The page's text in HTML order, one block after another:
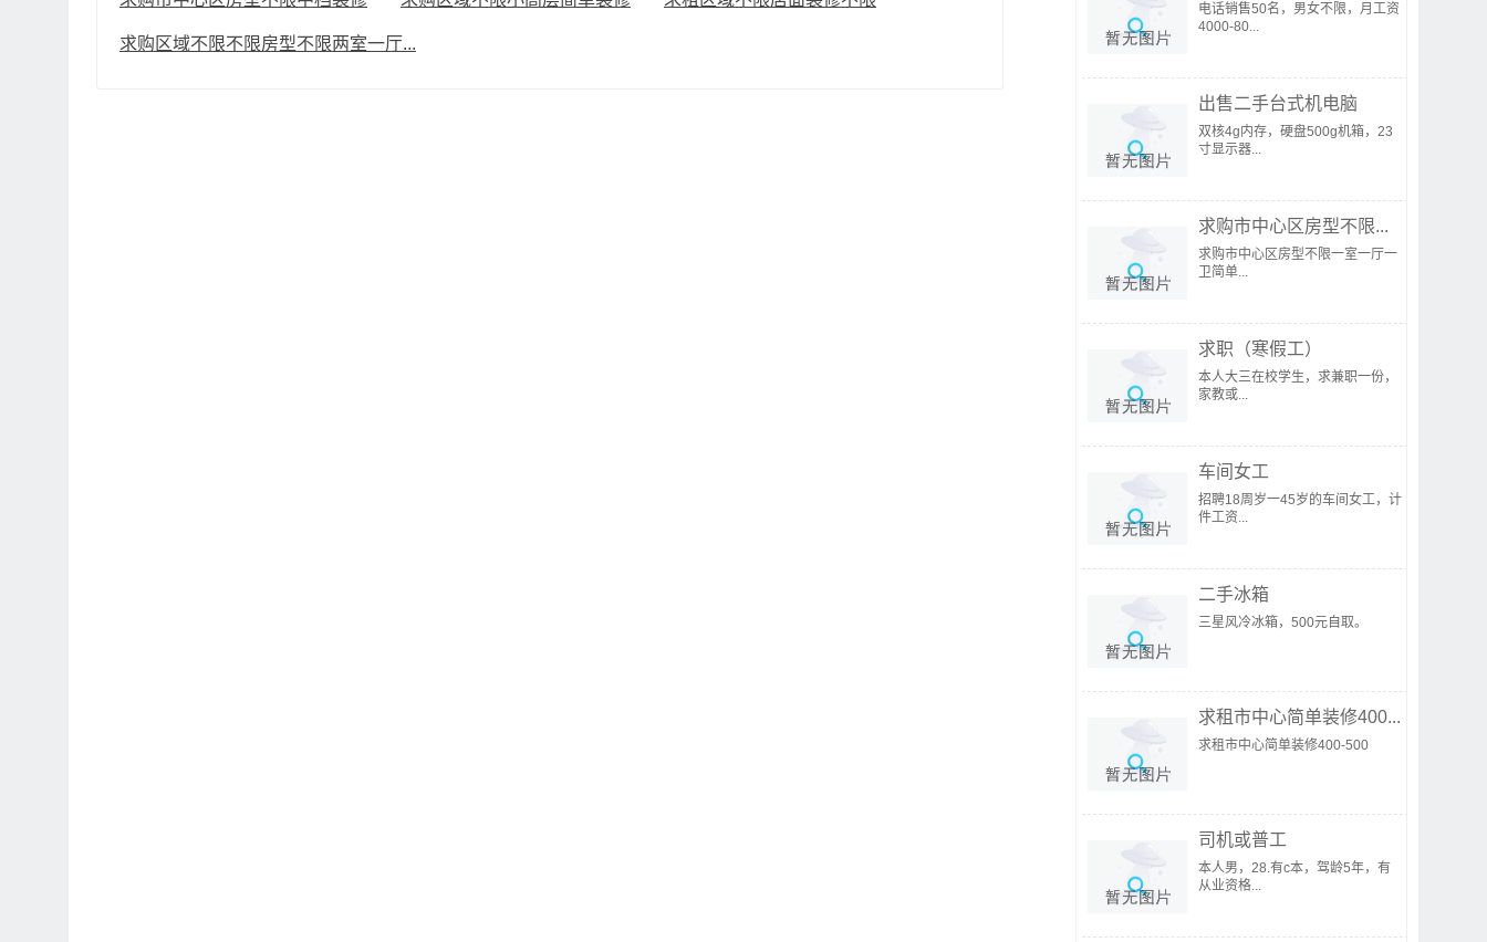
求购区域不限不限房型不限两室一厅...
电话销售50名，男女不限，月工资
4000-80...
出售二手台式机电脑
双核4g内存，硬盘500g机箱，23
寸显示器...
求购市中心区房型不限...
求购市中心区房型不限一室一厅一
卫简单...
求职（寒假工）
本人大三在校学生，求兼职一份，
家教或...
车间女工
招聘18周岁一45岁的车间女工，计
件工资...
二手冰箱
三星风冷冰箱，500元自取。
求租市中心简单装修400...
求租市中心简单装修400-500
司机或普工
本人男，28.有c本，驾龄5年，有
从业资格...